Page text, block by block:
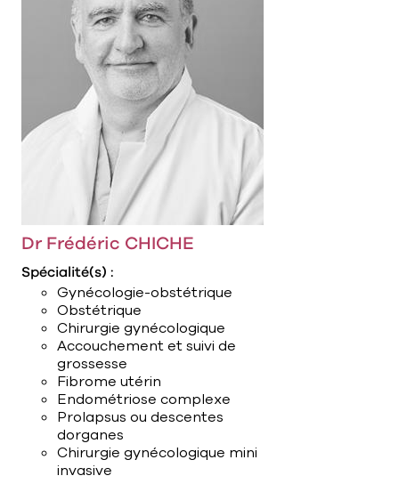
Dr Frédéric CHICHE
Spécialité(s) :
Gynécologie-obstétrique
Obstétrique
Chirurgie gynécologique
Accouchement et suivi de
grossesse
Fibrome utérin
Endométriose complexe
Prolapsus ou descentes
dorganes
Chirurgie gynécologique mini
invasive